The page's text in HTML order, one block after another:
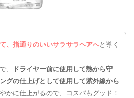
、指通りのいいサラサラヘアへと導く
、
ドライヤー前に使用して熱から守
グの仕上げとして使用して紫外線から
かに仕上がるので、コスパもグッド！